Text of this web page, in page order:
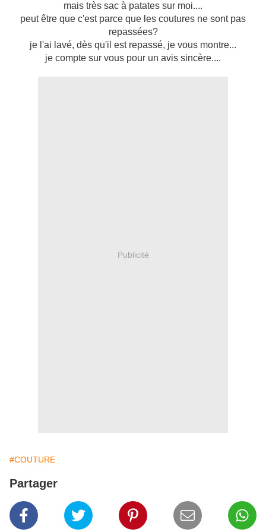
mais très sac à patates sur moi....
peut être que c'est parce que les coutures ne sont pas
repassées?
je l'ai lavé, dès qu'il est repassé, je vous montre...
je compte sur vous pour un avis sincère....
Publicité
#COUTURE
Partager